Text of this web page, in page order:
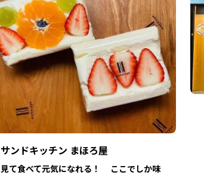
サンドキッチン まほろ屋
見て食べて元気になれる！ ここでしか味